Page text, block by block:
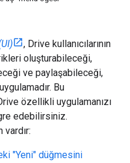
, Drive kullanıcılarının
oluşturabileceği,
ve paylaşabileceği,
Bu
özellikli uygulamanızı
edebilirsiniz.
"Yeni" düğmesini